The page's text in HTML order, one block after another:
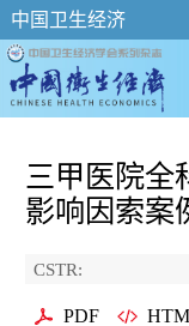
中国卫生经济
三甲医院全
影响因索案
CSTR:
PDF